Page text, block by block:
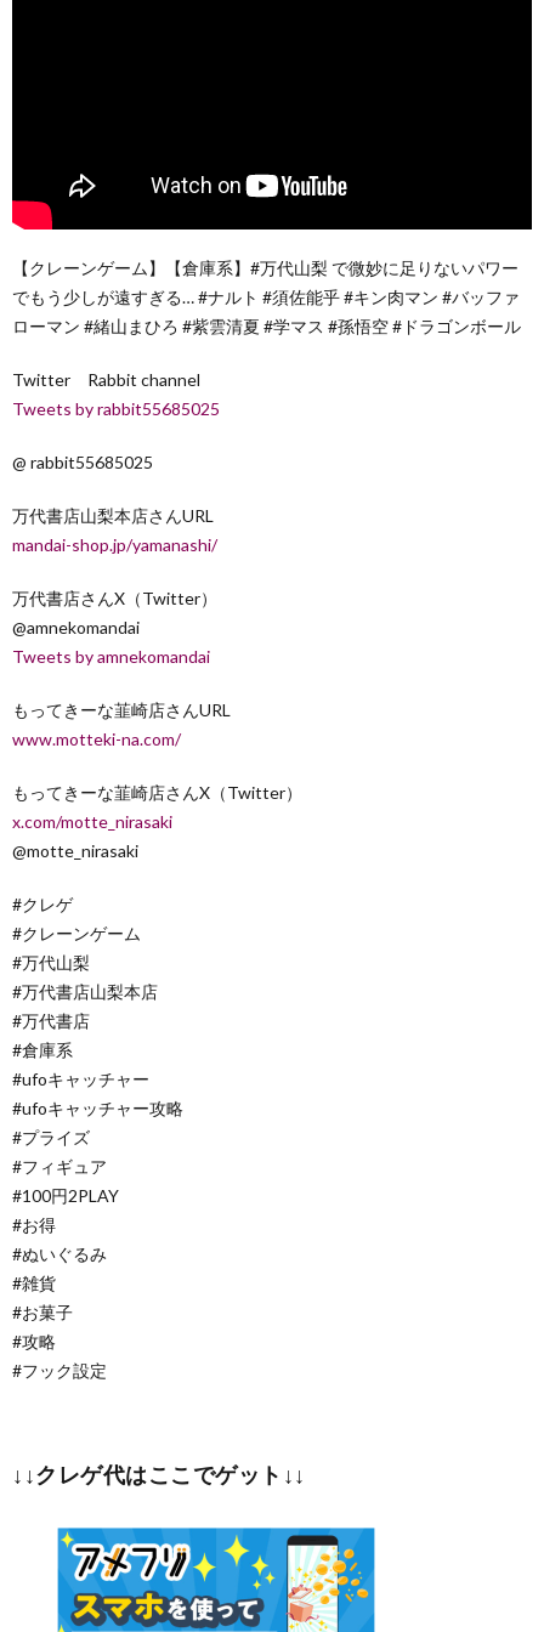
【クレーンゲーム】【倉庫系】#万代山梨 で微妙に足りないパワー
でもう少しが遠すぎる… #ナルト #須佐能乎 #キン肉マン #バッファ
ローマン #緒山まひろ #紫雲清夏 #学マス #孫悟空 #ドラゴンボール
Twitter Rabbit channel
Tweets by rabbit55685025
@ rabbit55685025
万代書店山梨本店さんURL
mandai-shop.jp/yamanashi/
万代書店さんX（Twitter）
@amnekomandai
Tweets by amnekomandai
もってきーな韮崎店さんURL
www.motteki-na.com/
もってきーな韮崎店さんX（Twitter）
x.com/motte_nirasaki
@motte_nirasaki
#クレゲ
#クレーンゲーム
#万代山梨
#万代書店山梨本店
#万代書店
#倉庫系
#ufoキャッチャー
#ufoキャッチャー攻略
#プライズ
#フィギュア
#100円2PLAY
#お得
#ぬいぐるみ
#雑貨
#お菓子
#攻略
#フック設定
↓↓クレゲ代はここでゲット↓↓